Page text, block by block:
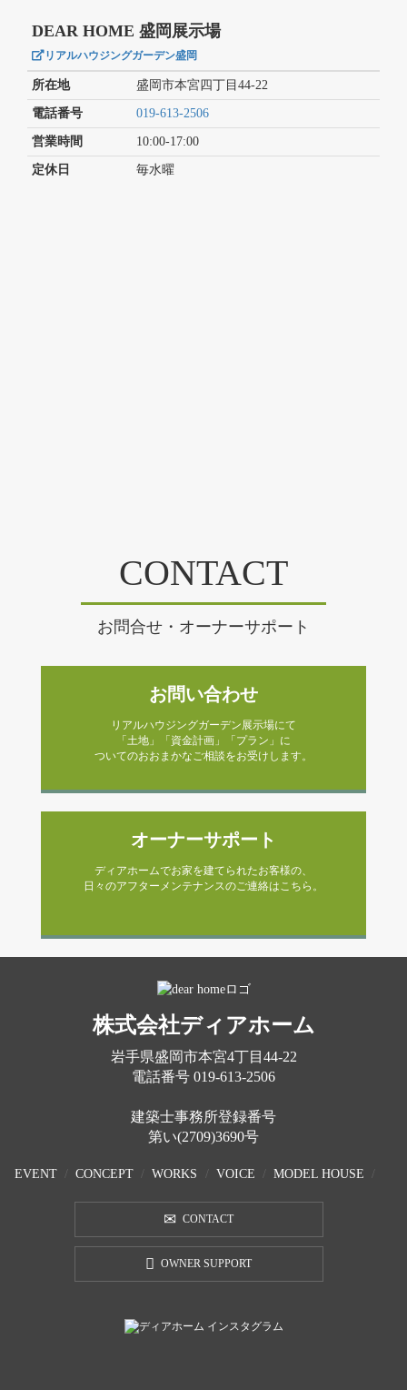
DEAR HOME 盛岡展示場
リアルハウジングガーデン盛岡
所在地 盛岡市本宮四丁目44-22
電話番号 019-613-2506
営業時間 10:00-17:00
定休日 毎水曜
CONTACT
お問合せ・オーナーサポート
お問い合わせ
リアルハウジングガーデン展示場にて
「土地」「資金計画」「プラン」に
ついてのおおまかなご相談をお受けします。
オーナーサポート
ディアホームでお家を建てられたお客様の、
日々のアフターメンテナンスのご連絡はこちら。
株式会社ディアホーム
岩手県盛岡市本宮4丁目44-22
電話番号 019-613-2506
建築士事務所登録番号
第い(2709)3690号
EVENT CONCEPT WORKS VOICE MODEL HOUSE
CONTACT
OWNER SUPPORT